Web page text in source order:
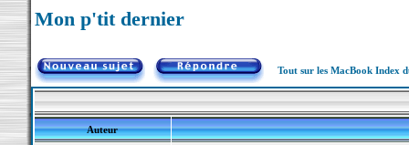
Mon p'tit dernier
Tout sur les MacBook Index
Auteur